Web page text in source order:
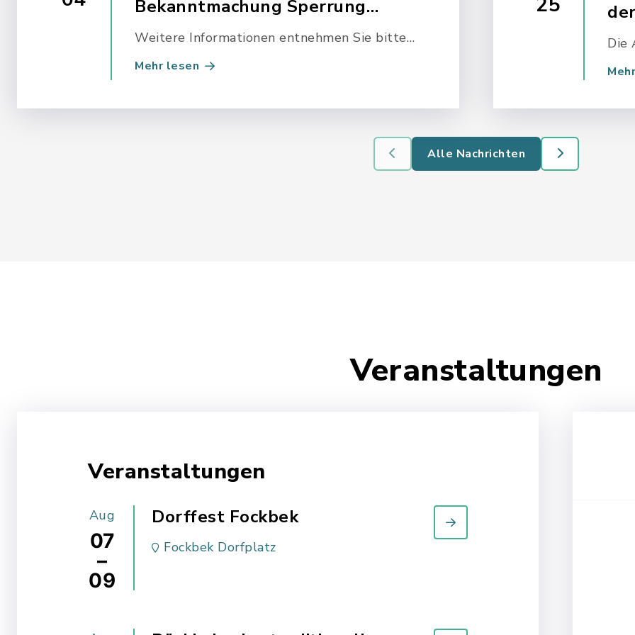
Bekanntmachung Sperrung
Bushaltestellen
Weitere Informationen entnehmen Sie bitte
dem unten beigefügten Dokument.
Mehr lesen
Friedrichsgraben
Lohe-FördenDie
an.
Alle Nachrichten
Veranstaltungen
Veranstaltungen
Aug
07
–
09
Dorffest Fockbek
Fockbek Dorfplatz